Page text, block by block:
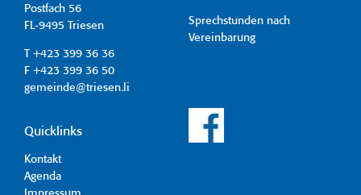
Postfach 56
FL-9495 Triesen
T +423 399 36 36
F +423 399 36 50
gemeinde@triesen.li
Sprechstunden nach
Vereinbarung
Quicklinks
Kontakt
Agenda